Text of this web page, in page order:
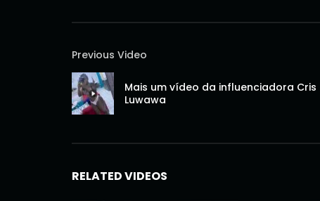
Previous Video
Mais um vídeo da influenciadora Cris
Luwawa
RELATED VIDEOS